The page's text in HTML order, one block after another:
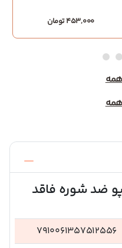
453,000 تومان
ضد شوره فاقد
7910061357512556